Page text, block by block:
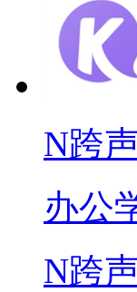
N跨
办公
N跨